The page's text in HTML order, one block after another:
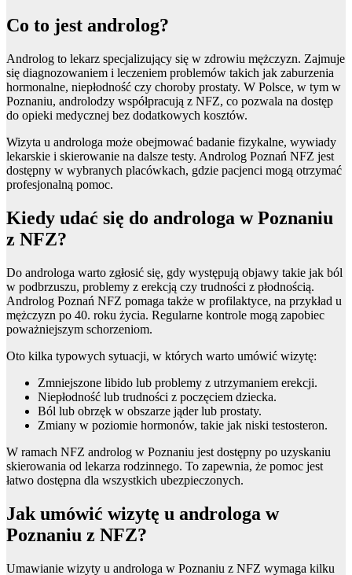
Co to jest androlog?
Androlog to lekarz specjalizujący się w zdrowiu mężczyzn. Zajmuje
się diagnozowaniem i leczeniem problemów takich jak zaburzenia
hormonalne, niepłodność czy choroby prostaty. W Polsce, w tym w
Poznaniu, androlodzy współpracują z NFZ, co pozwala na dostęp
do opieki medycznej bez dodatkowych kosztów.
Wizyta u androloga może obejmować badanie fizykalne, wywiady
lekarskie i skierowanie na dalsze testy. Androlog Poznań NFZ jest
dostępny w wybranych placówkach, gdzie pacjenci mogą otrzymać
profesjonalną pomoc.
Kiedy udać się do androloga w Poznaniu
z NFZ?
Do androloga warto zgłosić się, gdy występują objawy takie jak ból
w podbrzuszu, problemy z erekcją czy trudności z płodnością.
Androlog Poznań NFZ pomaga także w profilaktyce, na przykład u
mężczyzn po 40. roku życia. Regularne kontrole mogą zapobiec
poważniejszym schorzeniom.
Oto kilka typowych sytuacji, w których warto umówić wizytę:
Zmniejszone libido lub problemy z utrzymaniem erekcji.
Niepłodność lub trudności z poczęciem dziecka.
Ból lub obrzęk w obszarze jąder lub prostaty.
Zmiany w poziomie hormonów, takie jak niski testosteron.
W ramach NFZ androlog w Poznaniu jest dostępny po uzyskaniu
skierowania od lekarza rodzinnego. To zapewnia, że pomoc jest
łatwo dostępna dla wszystkich ubezpieczonych.
Jak umówić wizytę u androloga w
Poznaniu z NFZ?
Umawianie wizyty u androloga w Poznaniu z NFZ wymaga kilku